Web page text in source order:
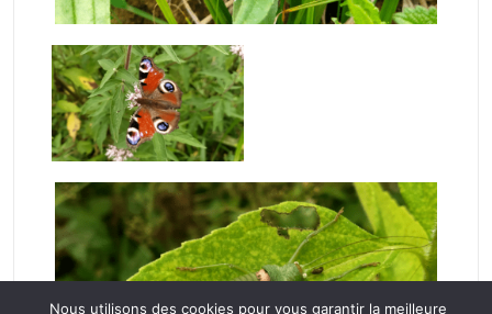
Nous utilisons des cookies pour vous garantir la meilleure